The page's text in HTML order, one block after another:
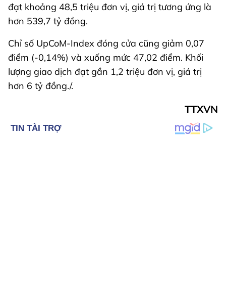
đạt khoảng 48,5 triệu đơn vị, giá trị tương ứng là
hơn 539,7 tỷ đồng.
Chỉ số UpCoM-Index đóng cửa cũng giảm 0,07
điểm (-0,14%) và xuống mức 47,02 điểm. Khối
lượng giao dịch đạt gần 1,2 triệu đơn vị, giá trị
hơn 6 tỷ đồng./.
TTXVN